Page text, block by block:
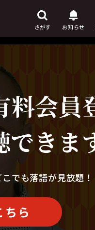
さがす お知らせ
料会員
できま
でも落語が見放題！
ら